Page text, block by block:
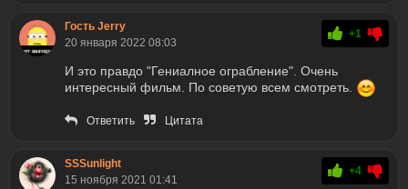
Гость Jerry
20 января 2022 08:03
+1
И это правдо "Гениалное ограбление". Очень
интересный фильм. По советую всем смотреть.
Ответить Цитата
SSSunlight
15 ноября 2021 01:41
+4